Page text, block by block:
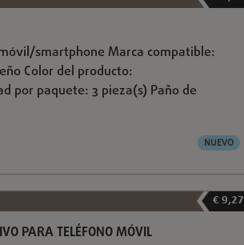
smartphone Marca compatible:
Color del producto:
por paquete: 3 pieza(s) Paño de
NUEVO
€ 9,27
PARA TELÉFONO MÓVIL